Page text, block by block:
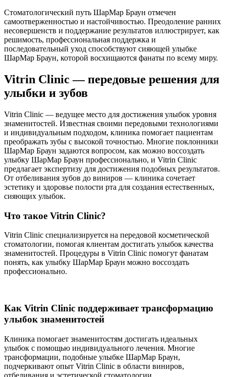
Стоматологический путь ШарМар Браун отмечен
самоотверженностью и настойчивостью. Преодоление ранних
несовершенств и поддержание результатов иллюстрирует, как
решимость, профессиональная поддержка и
последовательный уход способствуют сияющей улыбке
ШарМар Браун, которой восхищаются фанаты по всему миру.
Vitrin Clinic — передовые решения для
улыбки и зубов
Vitrin Clinic — ведущее место для достижения улыбок уровня
знаменитостей. Известная своими передовыми технологиями
и индивидуальным подходом, клиника помогает пациентам
преображать зубы с высокой точностью. Многие поклонники
ШарМар Браун задаются вопросом, как можно воссоздать
улыбку ШарМар Браун профессионально, и Vitrin Clinic
предлагает экспертизу для достижения подобных результатов.
От отбеливания зубов до виниров — клиника сочетает
эстетику и здоровье полости рта для создания естественных,
сияющих улыбок.
Что такое Vitrin Clinic?
Vitrin Clinic специализируется на передовой косметической
стоматологии, помогая клиентам достигать улыбок качества
знаменитостей. Процедуры в Vitrin Clinic помогут фанатам
понять, как улыбку ШарМар Браун можно воссоздать
профессионально.
Как Vitrin Clinic поддерживает трансформацию
улыбок знаменитостей
Клиника помогает знаменитостям достигать идеальных
улыбок с помощью индивидуального лечения. Многие
трансформации, подобные улыбке ШарМар Браун,
подчеркивают опыт Vitrin Clinic в области виниров,
отбеливания и эстетической стоматологии.